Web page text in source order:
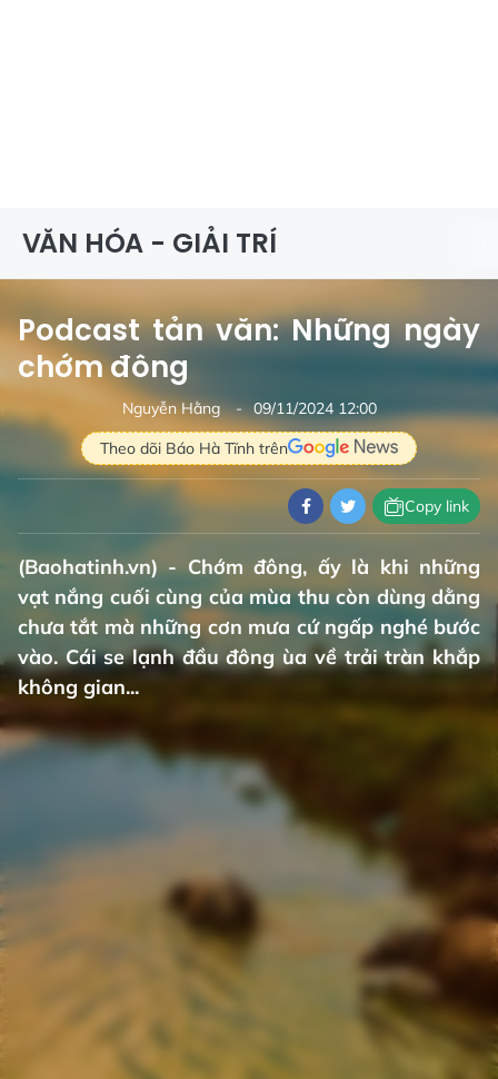
VĂN HÓA - GIẢI TRÍ
Podcast tản văn: Những ngày
chớm đông
Nguyễn Hằng
09/11/2024 12:00
Theo dõi Báo Hà Tĩnh trên
Copy link
(Baohatinh.vn) - Chớm đông, ấy là khi những
vạt nắng cuối cùng của mùa thu còn dùng dằng
chưa tắt mà những cơn mưa cứ ngấp nghé bước
vào. Cái se lạnh đầu đông ùa về trải tràn khắp
không gian...